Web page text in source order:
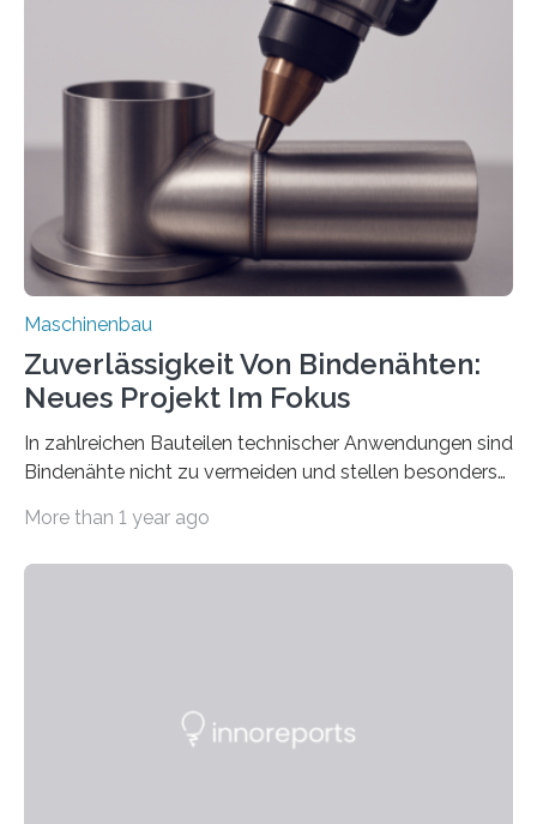
der Benutzer vorgeben und erhält so mehr Kontrolle
über die Positionierung der Bauteile. Die ebenfalls neue
Automatisierungsschnittstelle dient dazu, die Software
besser in spezifische Unternehmensprozesse
einzubinden. Sankt Augustin – Zur Messe FACHPACK
vom 23. bis 25. September in Nürnberg…
Maschinenbau
Zuverlässigkeit Von Bindenähten:
Neues Projekt Im Fokus
In zahlreichen Bauteilen technischer Anwendungen sind
Bindenähte nicht zu vermeiden und stellen besonders
Matrixmaterials eine große Herausforderung dar.
Durch den verstärkten Einsatz von Rezyklaten
More than 1 year ago